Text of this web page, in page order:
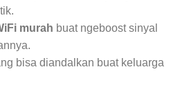
murah buat ngeboost sinyal
bisa diandalkan buat keluarga